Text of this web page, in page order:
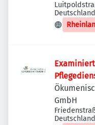
Deutschland
GmbH
Deutschland